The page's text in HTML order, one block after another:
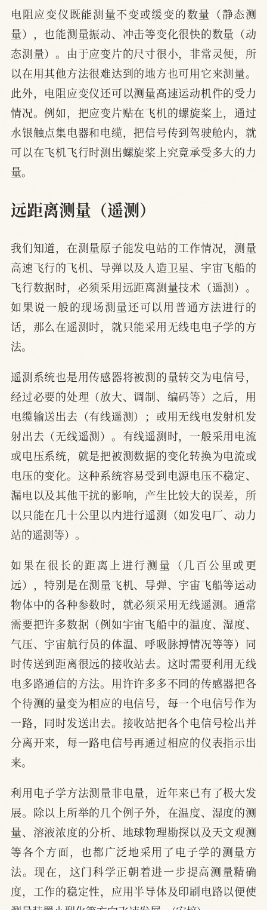
电阻应变仪既能测量不变或缓变的数量（静态测
量），也能测量振动、冲击等变化很快的数量（动
态测量）。由于应变片的尺寸很小，非常灵便，所
以在用其他方法很难达到的地方也可用它来测量。
此外，电阻应变仪还可以测量高速运动机件的受力
情况。例如，把应变片贴在飞机的螺旋桨上，通过
水银触点集电器和电缆，把信号传到驾驶舱内，就
可以在飞机飞行时测出螺旋桨上究竟承受多大的力
量。
远距离测量（遥测）
我们知道，在测量原子能发电站的工作情况，测量
高速飞行的飞机、导弹以及人造卫星、宇宙飞船的
飞行数据时，必须采用远距离测量技术（遥测）。
如果说一般的现场测量还可以用普通方法进行的
话，那么在遥测时，就只能采用无线电电子学的方
法。
遥测系统也是用传感器将被测的量转交为电信号，
经过必要的处理（放大、调制、编码等）之后，用
电缆输送出去（有线遥测）；或用无线电发射机发
射出去（无线遥测）。有线遥测时，一般采用电流
或电压系统，就是把被测数据的变化转换为电流或
电压的变化。这种系统容易受到电源电压不稳定、
漏电以及其他干扰的影响，产生比较大的误差，所
以只能在几十公里以内进行遥测（如发电厂、动力
站的遥测等）。
如果在很长的距离上进行测量（几百公里或更
远），特别是在测量飞机、导弹、宇宙飞船等运动
物体中的各种参数时，就必须采用无线遥测。通常
需要把许多数据（例如宇宙飞船中的温度、湿度、
气压、宇宙航行员的体温、呼吸脉搏情况等等）同
时传送到距离很远的接收站去。这时需要利用无线
电多路通信的方法。用许许多多不同的传感器把各
个待测的量变为相应的电信号，每一个电信号作为
一路，同时发送出去。接收站把各个电信号检出并
分离开来，每一路电信号再通过相应的仪表指示出
来。
利用电子学方法测量非电量，近年来已有了极大发
展。除以上所举的几个例子外，在温度、湿度的测
量、溶液浓度的分析、地球物理勘探以及天文观测
等各个方面，也都广泛地采用了电子学的测量方
法。现在，这门科学正朝着进一步提高测量精确
度，工作的稳定性，应用半导体及印刷电路以便使